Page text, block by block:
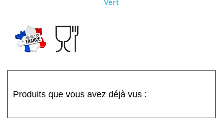
Vert
Produits que vous avez déjà vus :